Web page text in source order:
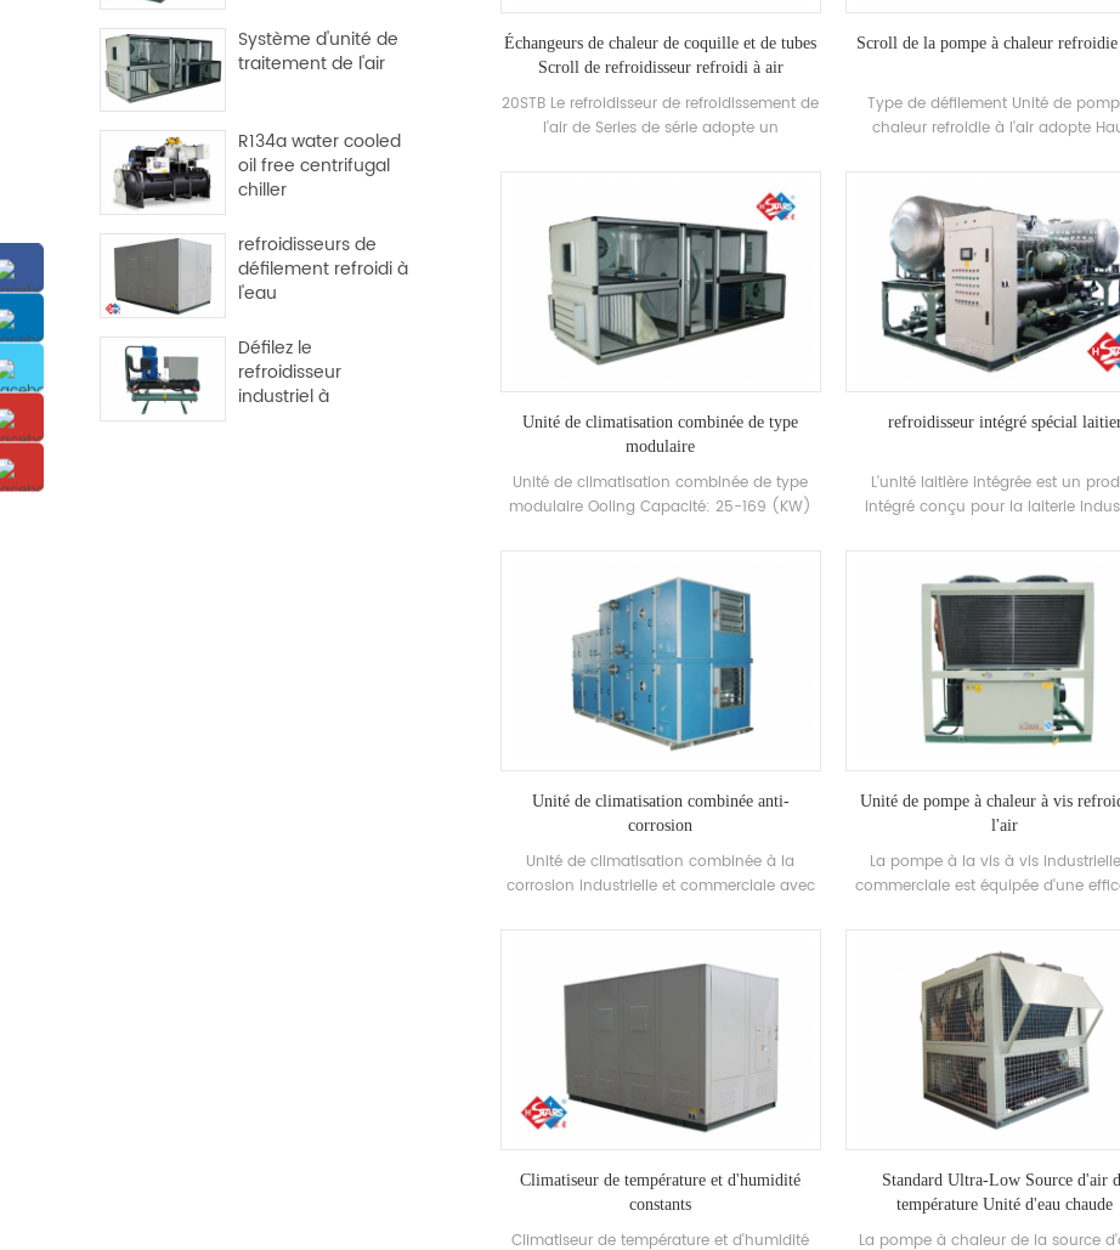
Échangeurs de chaleur de coquille et de tubes
Scroll de refroidisseur refroidi à air
20STB Le refroidisseur de refroidissement de
l'air de Series de série adopte un
développe et fabrique indépendamment
Haute efficacité shell and-tube Échangeur
de chaleur et échangeur de chaleur de
bobine, adopte R22 et r407c réfrigérateur
Scroll de la pompe à chaleur
Type de défilement Unité de
chaleur refroidie à l'air adopte
entièrement fermé, auto-
fabriqué haut rendement shell and-
Échangeur de chaleur et échangeur
chaleur à bobines, utilisant R22,
R407C réfrigérant
Unité de climatisation combinée de type
modulaire
Unité de climatisation combinée de type
modulaire Ooling Capacité: 25-169 (KW)
pharmaceutique, industrie alimentaire
refroidisseur intégré spécial
L'unité laitière intégrée est un
intégré conçu pour la laiterie
réfrigération, le réservoir de
congelé, la pompe à eau à
d'eau congelée, le système de
navigables et les composants de la
et intègre le projet dans la
Unité de climatisation combinée anti-
corrosion
Unité de climatisation combinée à la
corrosion industrielle et commerciale avec
unité de climatisation est largement utilisée
dans Ceux Industries ayant une résistance
à la corrosion Exigences.
Unité de pompe à chaleur à vis
l'air
La pompe à la vis à vis
commerciale est équipée d'une
largement utilisé dans les
climatisation des bâtiments, les
moyens bureaux, les ateliers d'usine,
magasins d'hôtels viticoles, les
autres climatisation
Climatiseur de température et d'humidité
constants
Climatiseur de température et d'humidité
Standard Ultra-Low Source d'air
température Unité d'eau chaude
La pompe à chaleur de la source
Système d'unité de
traitement de l'air
R134a water cooled
oil free centrifugal
chiller
refroidisseurs de
défilement refroidi à
l'eau
Défilez le
refroidisseur
industriel à